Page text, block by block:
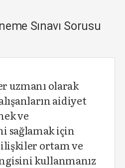
Sınavı Sorusu
uzmanı olarak
aidiyet
ve
sağlamak için
ilişkiler ortam ve
kullanmanız